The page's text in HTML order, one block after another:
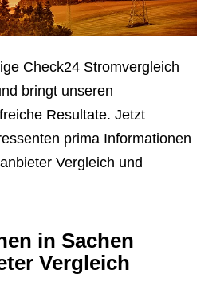
Check24 Stromvergleich
bringt unseren
Resultate. Jetzt
prima Informationen
Vergleich und
in Sachen
Vergleich